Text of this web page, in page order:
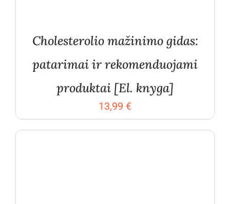
Cholesterolio mažinimo gidas:
patarimai ir rekomenduojami
produktai [El. knyga]
13,99 €